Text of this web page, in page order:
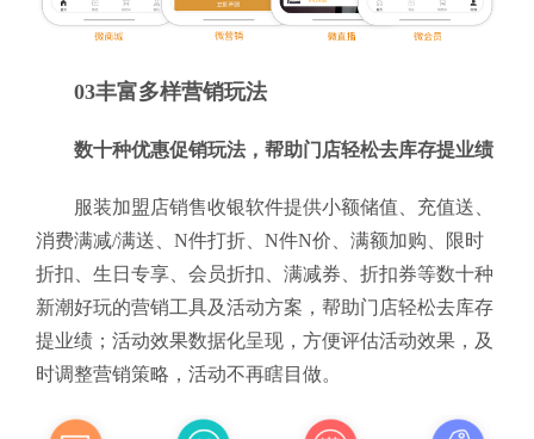
03丰富多样营销玩法
数十种优惠促销玩法，帮助门店轻松去库存提业绩
服装加盟店销售收银软件提供小额储值、充值送、
消费满减/满送、N件打折、N件N价、满额加购、限时
折扣、生日专享、会员折扣、满减券、折扣券等数十种
新潮好玩的营销工具及活动方案，帮助门店轻松去库存
提业绩；活动效果数据化呈现，方便评估活动效果，及
时调整营销策略，活动不再瞎目做。